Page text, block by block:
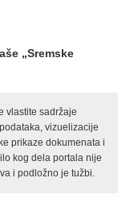
„Sremske
vlastite sadržaje
vizuelizacije
prikaze dokumenata i
kog dela portala nije
i podložno je tužbi.